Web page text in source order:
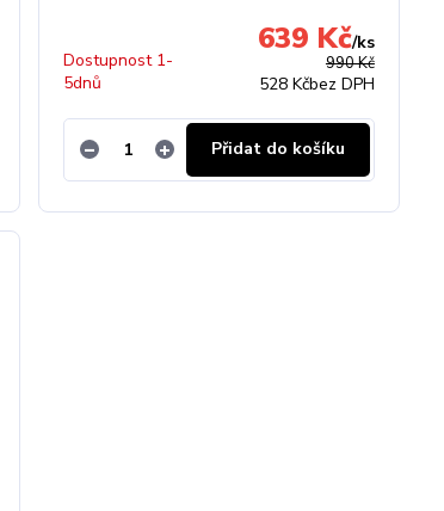
990 Kč
639 Kč/ks
528 Kčbez DPH
Dostupnost 1-
5dnů
Přidat do košíku